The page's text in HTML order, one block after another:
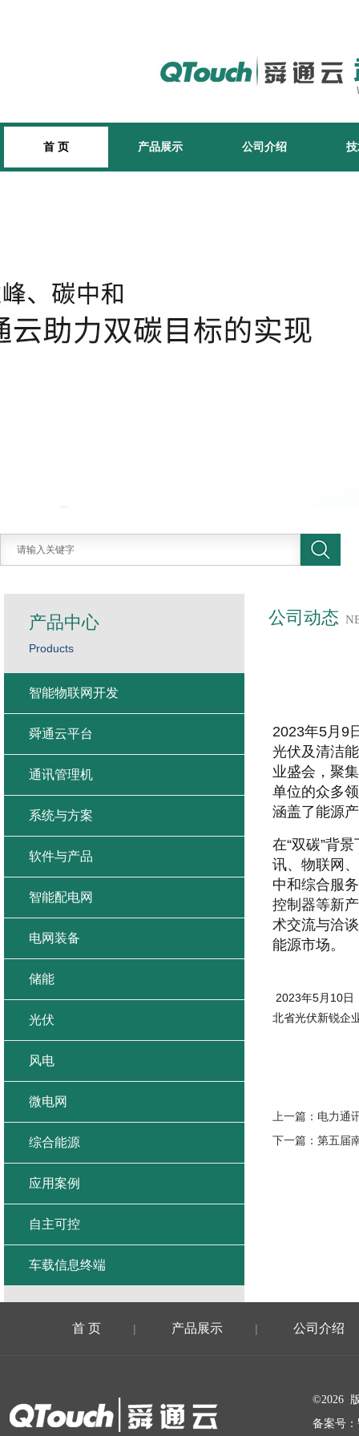
首 页 产品展示 公司介绍
公司动态
2023年5月9
光伏及清洁
业盛会，聚
单位的众多
涵盖了能源
在“双碳”背
讯、物联网
中和综合服
控制器等新
术交流与洽
能源市场。
2023年5月10日
北省光伏新锐企
上一篇： 电力通
下一篇： 第五届
产品中心
Products
智能物联网开发
舜通云平台
通讯管理机
系统与方案
软件与产品
智能配电网
电网装备
储能
光伏
风电
微电网
综合能源
应用案例
自主可控
车载信息终端
首 页 | 产品展示 | 公司介绍
©2026
备案号：